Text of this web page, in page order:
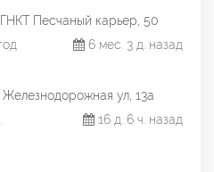
ГНКТ Песчаный карьер, 50
6 мес. 3 д. назад
Железнодорожная ул, 13а
16 д. 6 ч. назад